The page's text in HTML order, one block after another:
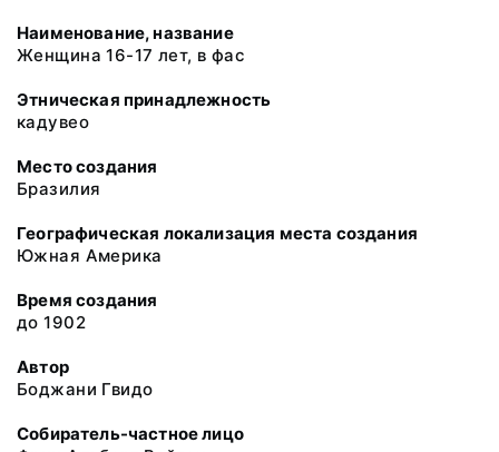
Наименование, название
Женщина 16-17 лет, в фас
Этническая принадлежность
кадувео
Место создания
Бразилия
Географическая локализация места создания
Южная Америка
Время создания
до 1902
Автор
Боджани Гвидо
Собиратель-частное лицо